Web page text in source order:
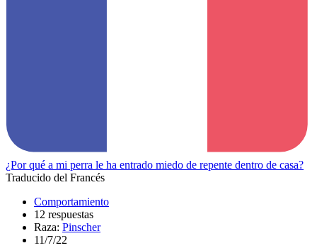
¿Por qué a mi perra le ha entrado miedo de repente dentro de casa?
Traducido del Francés
Comportamiento
12 respuestas
Raza: Pinscher
11/7/22